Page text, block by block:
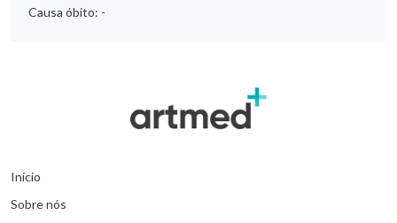
Causa óbito: -
Início
Sobre nós